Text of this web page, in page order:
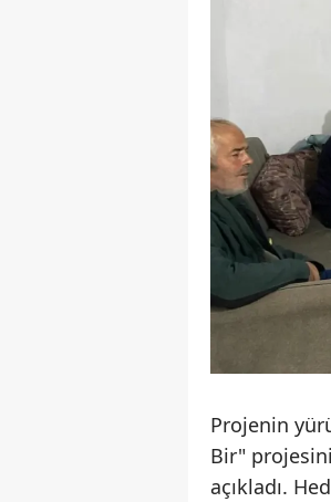
Projenin
Bir"
açıkladı.